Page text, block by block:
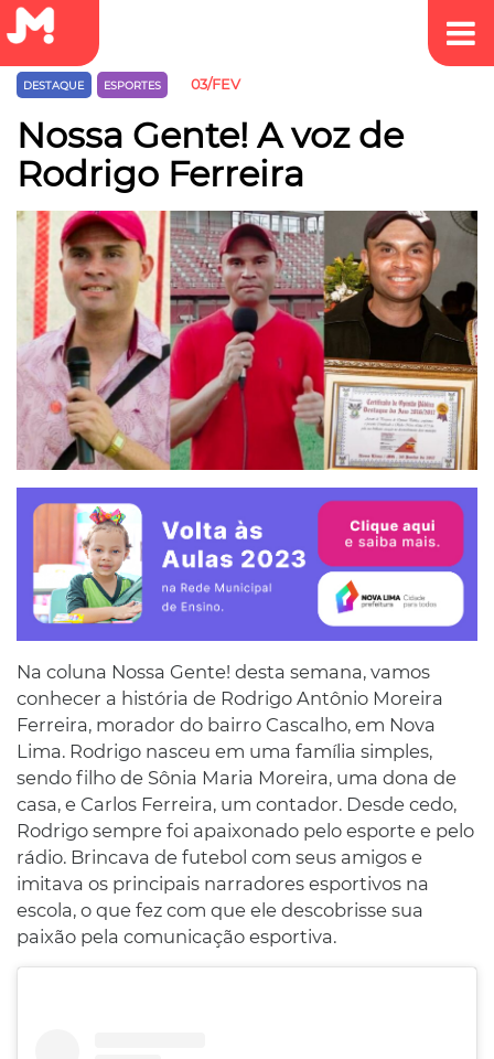
DESTAQUE ESPORTES 03/FEV
Nossa Gente! A voz de
Rodrigo Ferreira
Na coluna Nossa Gente! desta semana, vamos
conhecer a história de Rodrigo Antônio Moreira
Ferreira, morador do bairro Cascalho, em Nova
Lima. Rodrigo nasceu em uma família simples,
sendo filho de Sônia Maria Moreira, uma dona de
casa, e Carlos Ferreira, um contador. Desde cedo,
Rodrigo sempre foi apaixonado pelo esporte e pelo
rádio. Brincava de futebol com seus amigos e
imitava os principais narradores esportivos na
escola, o que fez com que ele descobrisse sua
paixão pela comunicação esportiva.